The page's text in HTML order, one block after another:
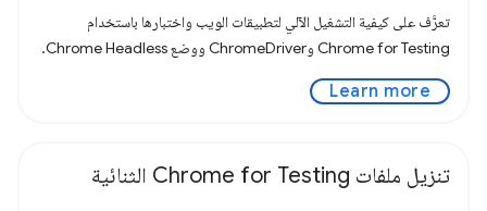
تعرَّف على كيفية التشغيل الآلي لتطبيقات الويب واختبارها باستخدام
Chrome for Testing وChromeDriver ووضع Chrome Headless.
Learn more
تنزيل ملفات Chrome for Testing الثنائية